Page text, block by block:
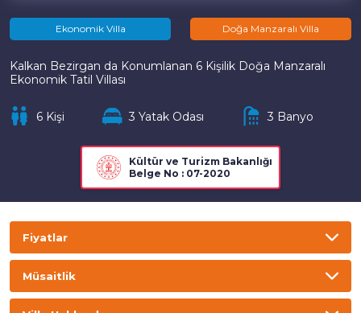
Ekonomik Villa Doğa Manzaralı Villa
Kalkan Bezirgan da Konumlanan 6 Kişilik Doğa Manzaralı
Ekonomik Tatil Villası
6 Kişi 3 Yatak Odası 3 Banyo
Kültür ve Turizm Bakanlığı
Belge No : 07-2020
Fiyatlar
Gecelik Haftalık
Müsaitlik